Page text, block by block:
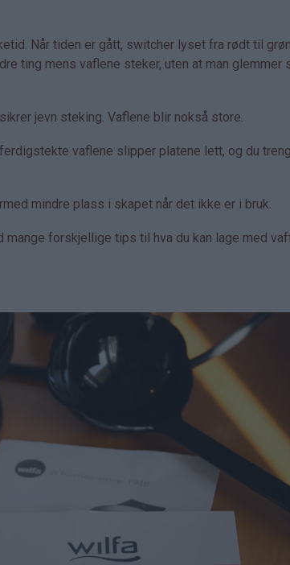
Når tiden er gått, switcher lyset fra rødt til
ting mens vaflene steker, uten at man glemmer
jevn steking. Vaflene blir nokså store.
vaflene slipper platene lett, og du
mindre plass i skapet når det ikke er i bruk.
forskjellige tips til hva du kan lage med